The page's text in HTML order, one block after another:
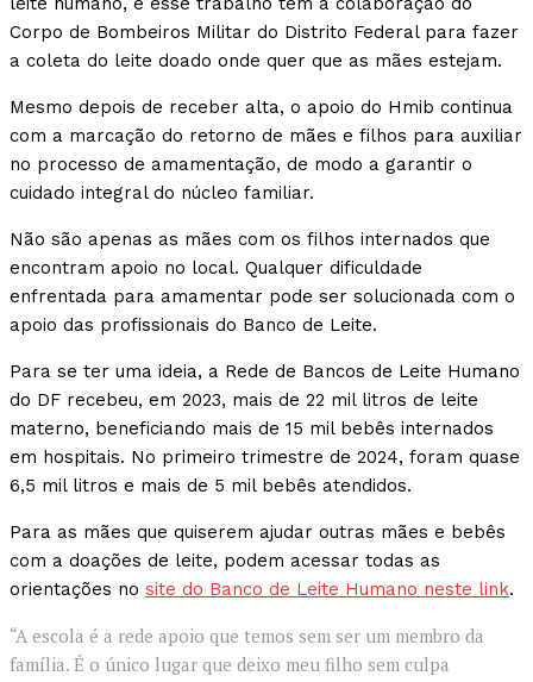
Corpo de Bombeiros Militar do Distrito Federal para fazer
a coleta do leite doado onde quer que as mães estejam.
Mesmo depois de receber alta, o apoio do Hmib continua
com a marcação do retorno de mães e filhos para auxiliar
no processo de amamentação, de modo a garantir o
cuidado integral do núcleo familiar.
Não são apenas as mães com os filhos internados que
encontram apoio no local. Qualquer dificuldade
enfrentada para amamentar pode ser solucionada com o
apoio das profissionais do Banco de Leite.
Para se ter uma ideia, a Rede de Bancos de Leite Humano
do DF recebeu, em 2023, mais de 22 mil litros de leite
materno, beneficiando mais de 15 mil bebês internados
em hospitais. No primeiro trimestre de 2024, foram quase
6,5 mil litros e mais de 5 mil bebês atendidos.
Para as mães que quiserem ajudar outras mães e bebês
com a doações de leite, podem acessar todas as
orientações no site do Banco de Leite Humano neste link.
“A escola é a rede apoio que temos sem ser um membro da
família. É o único lugar que deixo meu filho sem culpa